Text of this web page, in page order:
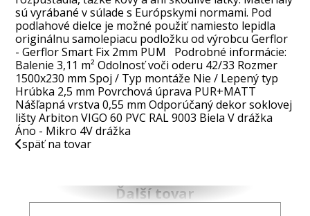
sú vyrábané v súlade s Európskymi normami. Pod
podlahové dielce je možné použiť namiesto lepidla
originálnu samolepiacu podložku od výrobcu Gerflor
- Gerflor Smart Fix 2mm PUM Podrobné informácie:
Balenie 3,11 m² Odolnosť voči oderu 42/33 Rozmer
1500x230 mm Spoj / Typ montáže Nie / Lepený typ
Hrúbka 2,5 mm Povrchová úprava PUR+MATT
Nášľapná vrstva 0,55 mm Odporúčaný dekor soklovej
lišty Arbiton VIGO 60 PVC RAL 9003 Biela V drážka
Áno - Mikro 4V drážka
späť na tovar
Ďalší tovar